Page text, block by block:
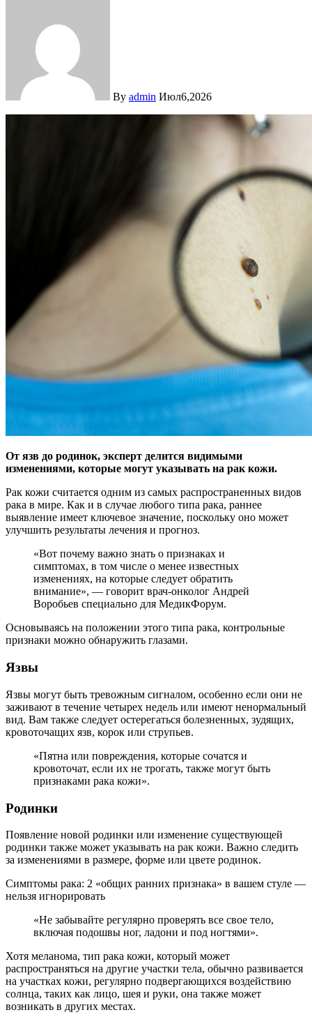
By admin Июл6,2026
От язв до родинок, эксперт делится видимыми
изменениями, которые могут указывать на рак кожи.
Рак кожи считается одним из самых распространенных видов
рака в мире. Как и в случае любого типа рака, раннее
выявление имеет ключевое значение, поскольку оно может
улучшить результаты лечения и прогноз.
«Вот почему важно знать о признаках и
симптомах, в том числе о менее известных
изменениях, на которые следует обратить
внимание», — говорит врач-онколог Андрей
Воробьев специально для МедикФорум.
Основываясь на положении этого типа рака, контрольные
признаки можно обнаружить глазами.
Язвы
Язвы могут быть тревожным сигналом, особенно если они не
заживают в течение четырех недель или имеют ненормальный
вид. Вам также следует остерегаться болезненных, зудящих,
кровоточащих язв, корок или струпьев.
«Пятна или повреждения, которые сочатся и
кровоточат, если их не трогать, также могут быть
признаками рака кожи».
Родинки
Появление новой родинки или изменение существующей
родинки также может указывать на рак кожи. Важно следить
за изменениями в размере, форме или цвете родинок.
Симптомы рака: 2 «общих ранних признака» в вашем стуле —
нельзя игнорировать
«Не забывайте регулярно проверять все свое тело,
включая подошвы ног, ладони и под ногтями».
Хотя меланома, тип рака кожи, который может
распространяться на другие участки тела, обычно развивается
на участках кожи, регулярно подвергающихся воздействию
солнца, таких как лицо, шея и руки, она также может
возникать в других местах.